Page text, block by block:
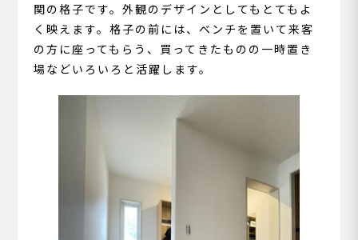
関の格子です。外観のデザインとしてもとてもよ
く映えます。格子の前には、ベンチを置いて来客
の方に座ってもらう、買ってきたものの一時置き
場などいろいろと活躍します。